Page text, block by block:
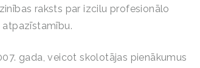
raksts par izcilu profesionālo
atpazīstamību.
gada, veicot skolotājas pienākumus